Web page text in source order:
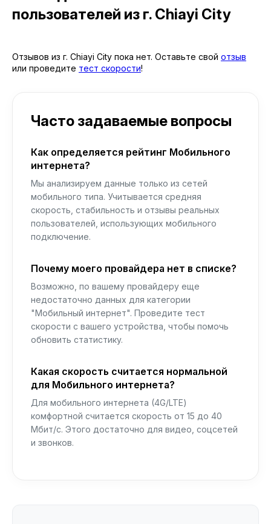
пользователей из г. Chiayi City
Отзывов из г. Chiayi City пока нет. Оставьте свой отзыв
или проведите тест скорости!
Часто задаваемые вопросы
Как определяется рейтинг Мобильного
интернета?
Мы анализируем данные только из сетей
мобильного типа. Учитывается средняя
скорость, стабильность и отзывы реальных
пользователей, использующих мобильного
подключение.
Почему моего провайдера нет в списке?
Возможно, по вашему провайдеру еще
недостаточно данных для категории
"Мобильный интернет". Проведите тест
скорости с вашего устройства, чтобы помочь
обновить статистику.
Какая скорость считается нормальной
для Мобильного интернета?
Для мобильного интернета (4G/LTE)
комфортной считается скорость от 15 до 40
Мбит/с. Этого достаточно для видео, соцсетей
и звонков.